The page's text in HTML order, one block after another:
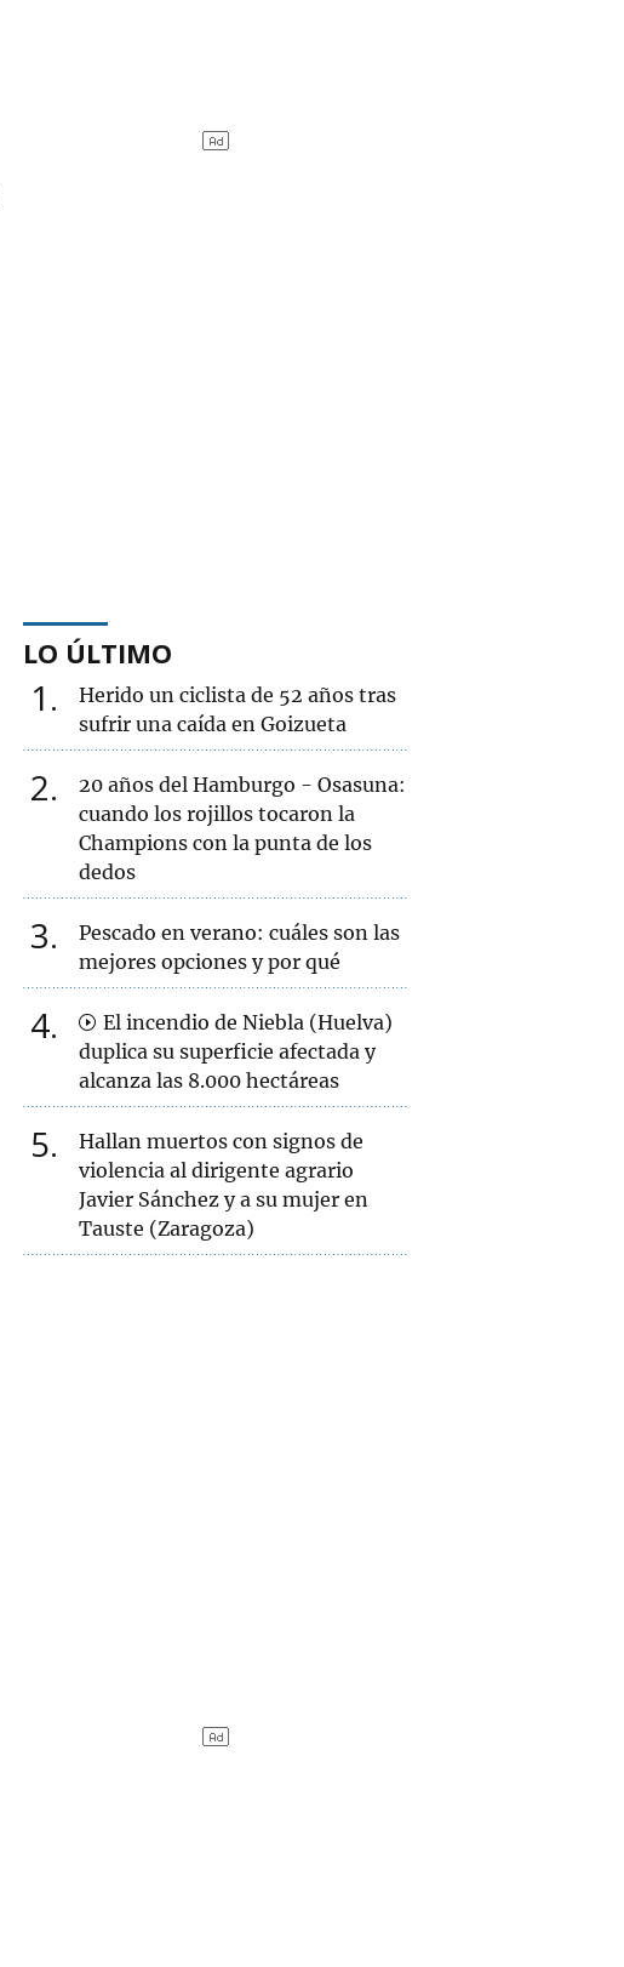
LO ÚLTIMO
1
Herido un ciclista de 52 años tras
sufrir una caída en Goizueta
2
20 años del Hamburgo - Osasuna:
cuando los rojillos tocaron la
Champions con la punta de los
dedos
3
Pescado en verano: cuáles son las
mejores opciones y por qué
4
El incendio de Niebla (Huelva)
duplica su superficie afectada y
alcanza las 8.000 hectáreas
5
Hallan muertos con signos de
violencia al dirigente agrario
Javier Sánchez y a su mujer en
Tauste (Zaragoza)